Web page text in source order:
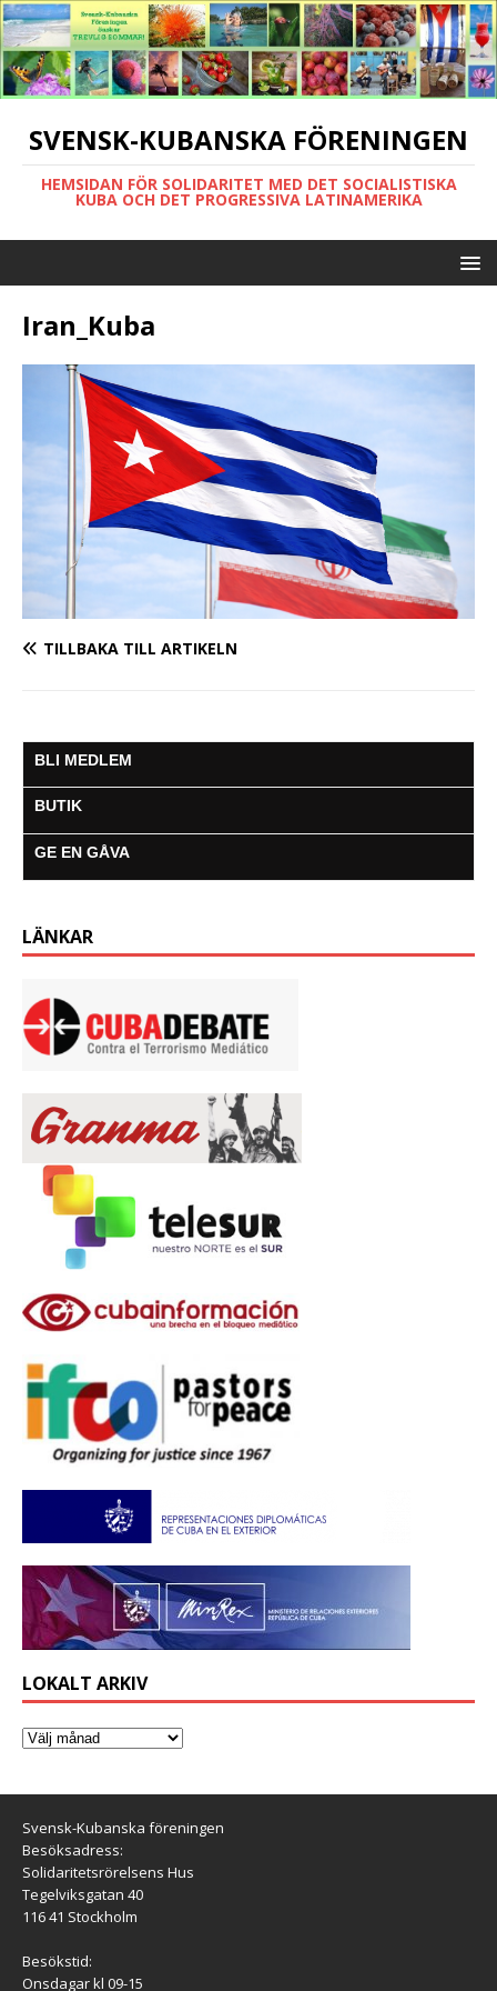
SVENSK-KUBANSKA FÖRENINGEN
HEMSIDAN FÖR SOLIDARITET MED DET SOCIALISTISKA
KUBA OCH DET PROGRESSIVA LATINAMERIKA
Iran_Kuba
TILLBAKA TILL ARTIKELN
BLI MEDLEM
BUTIK
GE EN GÅVA
LÄNKAR
LOKALT ARKIV
Svensk-Kubanska föreningen
Besöksadress:
Solidaritetsrörelsens Hus
Tegelviksgatan 40
116 41 Stockholm
Besökstid:
Onsdagar kl 09-15